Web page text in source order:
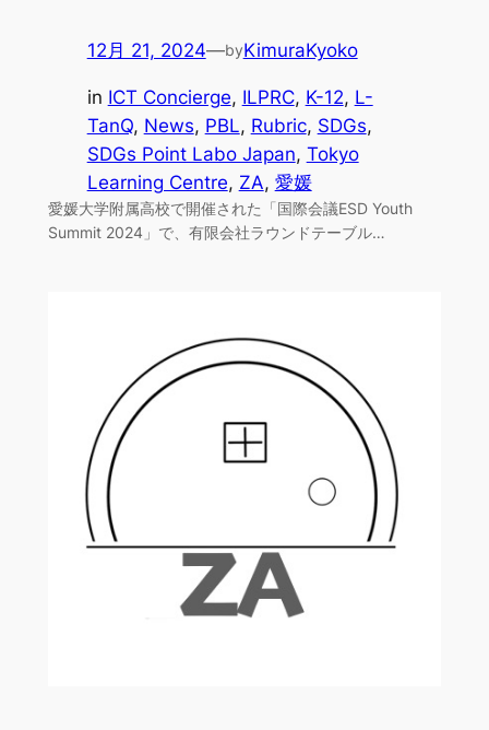
12月 21, 2024—byKimuraKyoko
in ICT Concierge, ILPRC, K-12, L-
TanQ, News, PBL, Rubric, SDGs
SDGs Point Labo Japan, Tokyo
Learning Centre, ZA, 愛媛
愛媛大学附属高校で開催された「国際会議ESD Youth
Summit 2024」で、有限会社ラウンドテーブル…